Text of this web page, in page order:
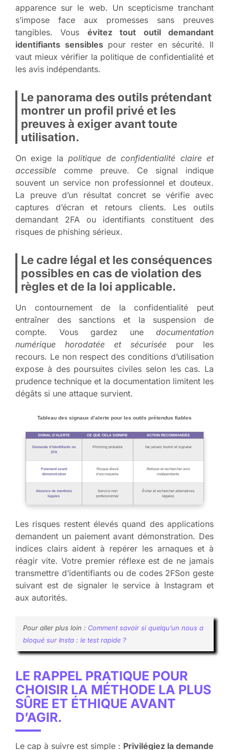
apparence sur le web. Un scepticisme tranchant
s’impose face aux promesses sans preuves
tangibles. Vous évitez tout outil demandant
identifiants sensiblespour rester en sécurité. Il
vaut mieux vérifier la politique de confidentialité et
les avis indépendants.
Le panorama des outils prétendant
montrer un profil privé et les
preuves à exiger avant toute
utilisation.
On exige lapolitique de confidentialité claire et
accessible comme preuve. Ce signal indique
souvent un service non professionnel et douteux.
La preuve d’un résultat concret se vérifie avec
captures d’écran et retours clients. Les outils
demandant 2FA ou identifiants constituent des
risques de phishing sérieux.
Le cadre légal et les conséquences
possibles en cas de violation des
règles et de la loi applicable.
Un contournement de la confidentialité peut
entraîner des sanctions et la suspension de
compte. Vous gardez une documentation
numérique horodatée et sécurisée pour les
recours. Le non respect des conditions d’utilisation
expose à des poursuites civiles selon les cas. La
prudence technique et la documentation limitent les
dégâts si une attaque survient.
Tableau des signaux d’alerte pour les outils prétendus fiables
SIGNAL D’ALERTE CE QUE CELA SIGNIFIE ACTION RECOMMANDÉE
Demande d’identifiants ou
2FA
Phishing probable Ne jamais fournir et signaler
Paiement avant
démonstration
Risque élevé
d’escroquerie
Refuser et rechercher avis
indépendants
Absence de mentions
légales
Service non
professionnel
Éviter et rechercher alternatives
légales
Les risques restent élevés quand des applications
demandent un paiement avant démonstration. Des
indices clairs aident à repérer les arnaques et à
réagir vite. Votre premier réflexe est de ne jamais
transmettre d’identifiants ou de codes 2FSon geste
suivant est de signaler le service à Instagram et
aux autorités.
Pour aller plus loin : Comment savoir si quelqu’un nous a
bloqué sur Insta : le test rapide ?
LE RAPPEL PRATIQUE POUR
CHOISIR LA MÉTHODE LA PLUS
SÛRE ET ÉTHIQUE AVANT
D’AGIR.
Le cap à suivre est simple : Privilégiez la demande